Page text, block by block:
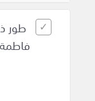
طور